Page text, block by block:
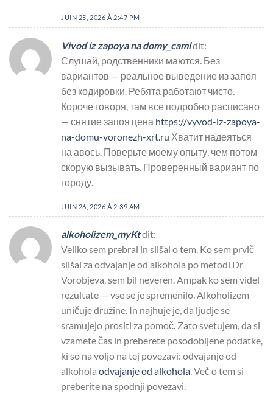
JUIN 25, 2026 À 2:47 PM
Vivod iz zapoya na domy_camldit:
Слушай, родственники маются. Без
вариантов — реальное выведение из запоя
без кодировки. Ребята работают чисто.
Короче говоря, там все подробно расписано
— снятие запоя цена https://vyvod-iz-zapoya-
na-domu-voronezh-xrt.ru Хватит надеяться
на авось. Поверьте моему опыту, чем потом
скорую вызывать. Проверенный вариант по
городу.
JUIN 26, 2026 À 2:39 AM
alkoholizem_myKtdit:
Veliko sem prebral in slišal o tem. Ko sem prvič
slišal za odvajanje od alkohola po metodi Dr
Vorobjeva, sem bil neveren. Ampak ko sem videl
rezultate — vse se je spremenilo. Alkoholizem
uničuje družine. In najhuje je, da ljudje se
sramujejo prositi za pomoč. Zato svetujem, da si
vzamete čas in preberete posodobljene podatke,
ki so na voljo na tej povezavi: odvajanje od
alkohola odvajanje od alkohola. Več o tem si
preberite na spodnji povezavi.